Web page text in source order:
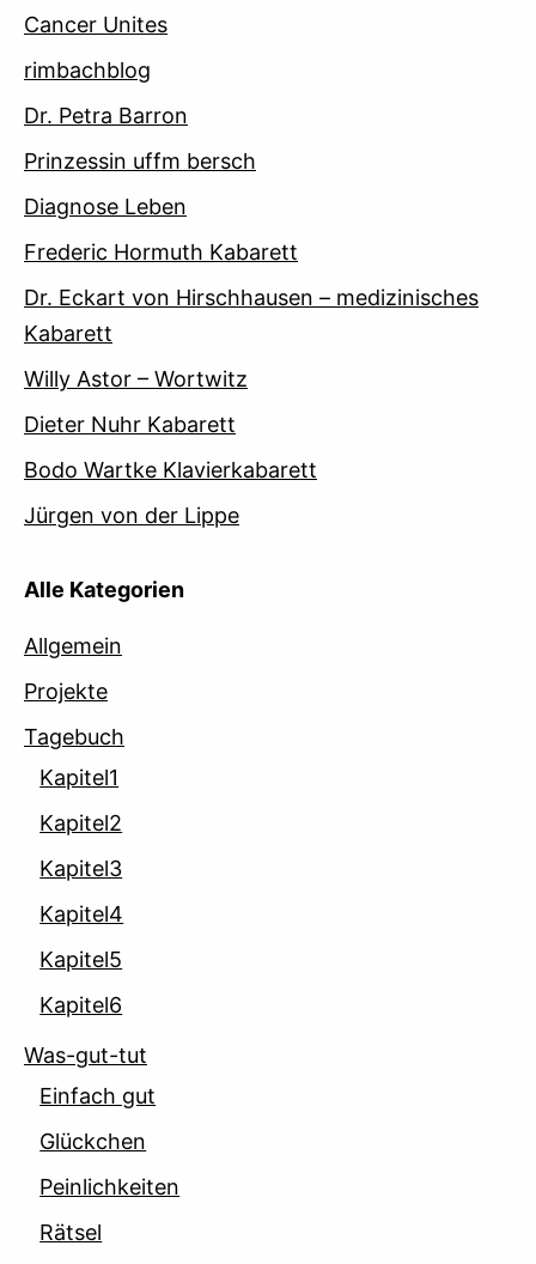
Cancer Unites
rimbachblog
Dr. Petra Barron
Prinzessin uffm bersch
Diagnose Leben
Frederic Hormuth Kabarett
Dr. Eckart von Hirschhausen – medizinisches
Kabarett
Willy Astor – Wortwitz
Dieter Nuhr Kabarett
Bodo Wartke Klavierkabarett
Jürgen von der Lippe
Alle Kategorien
Allgemein
Projekte
Tagebuch
Kapitel1
Kapitel2
Kapitel3
Kapitel4
Kapitel5
Kapitel6
Was-gut-tut
Einfach gut
Glückchen
Peinlichkeiten
Rätsel